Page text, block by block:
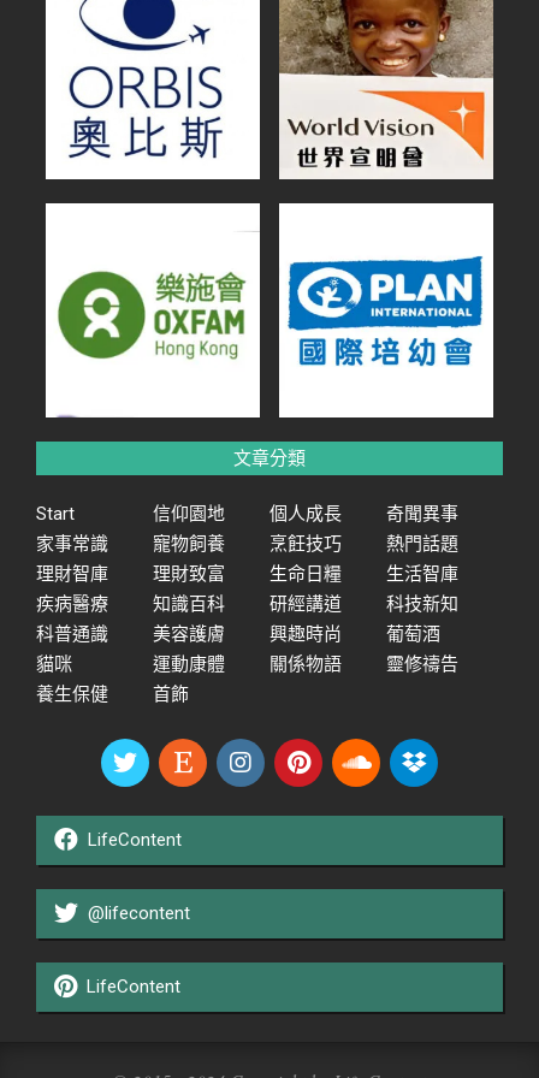
文章分類
Start 信仰園地 個人成長
奇聞異事
家事常識
寵物飼養 烹飪技巧
熱門話題
理財智庫
理財致富 生命日糧
生活智庫
疾病醫療
知識百科 研經講道
科技新知
科普通識
美容護膚 興趣時尚
葡萄酒
貓咪
運動康體 關係物語
靈修禱告
養生保健
首飾
LifeContent
@lifecontent
LifeContent